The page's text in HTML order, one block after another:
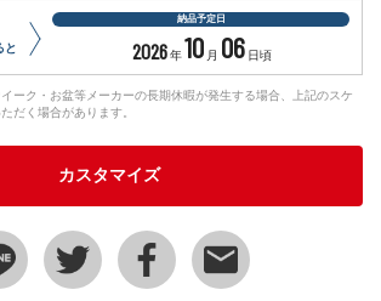
と
納品予定日
2026年10 月 06 日頃
ーク・お盆等メーカーの長期休暇が発生する場合、上記のスケ
だく場合があります。
カスタマイズ